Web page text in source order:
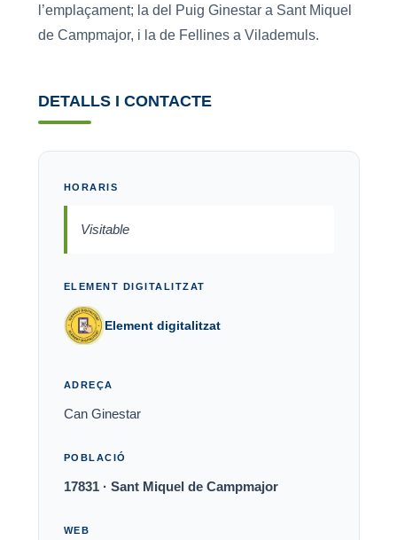
l’emplaçament; la del Puig Ginestar a Sant Miquel
de Campmajor, i la de Fellines a Vilademuls.
DETALLS I CONTACTE
HORARIS
Visitable
ELEMENT DIGITALITZAT
Element digitalitzat
ADREÇA
Can Ginestar
POBLACIÓ
17831 · Sant Miquel de Campmajor
WEB